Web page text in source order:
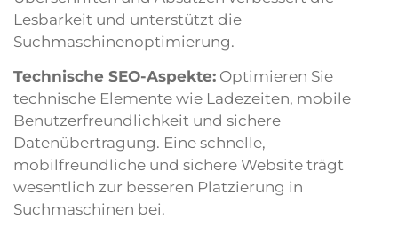
Lesbarkeit und unterstützt die
Suchmaschinenoptimierung.
Technische SEO-Aspekte: Optimieren Sie
technische Elemente wie Ladezeiten, mobile
Benutzerfreundlichkeit und sichere
Datenübertragung. Eine schnelle,
mobilfreundliche und sichere Website trägt
wesentlich zur besseren Platzierung in
Suchmaschinen bei.